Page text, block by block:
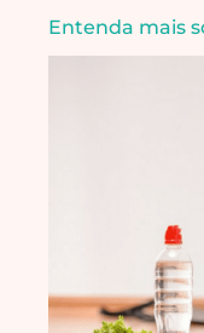
Entenda mais